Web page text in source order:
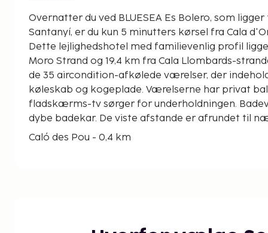
Overnatter du ved BLUESEA Es Bolero, som
Santanyí, er du kun 5 minutters kørsel fra Cala
Dette lejlighedshotel med familievenlig profil
Moro Strand og 19,4 km fra Cala Llombards-
de 35 aircondition-afkølede værelser, der
køleskab og kogeplade. Værelserne har privat
fladskærms-tv sørger for underholdningen.
dybe badekar. De viste afstande er afrundet til
Caló des Pou - 0,4 km